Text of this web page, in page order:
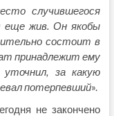
случившегося
еще жив. Он якобы
состоит в
принадлежит ему
за какую
потерпевший».
не закончено